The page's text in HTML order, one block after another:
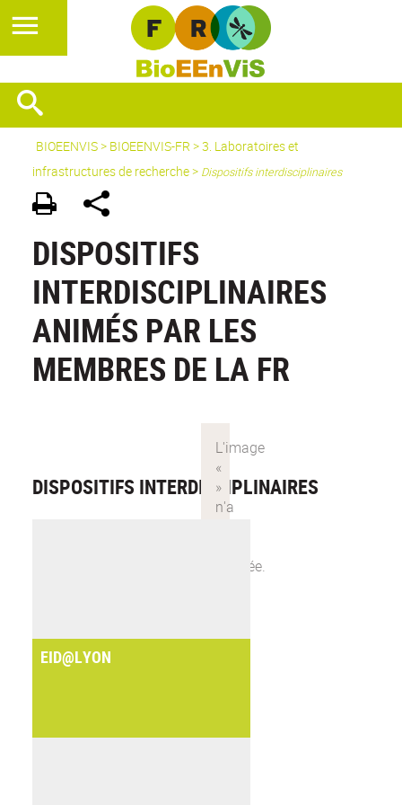
BIOEENVIS> BIOEENVIS-FR > 3. Laboratoires et
infrastructures de recherche > Dispositifs interdisciplinaires
DISPOSITIFS
INTERDISCIPLINAIRES
ANIMÉS PAR LES
MEMBRES DE LA FR
DISPOSITIFS INTERDISCIPLINAIRES
EID@LYON